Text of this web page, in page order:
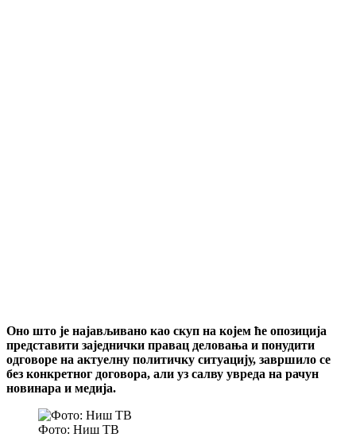
Оно што је најављивано као скуп на којем ће опозиција
представити заједнички правац деловања и понудити
одговоре на актуелну политичку ситуацију, завршило се
без конкретног договора, али уз салву увреда на рачун
новинара и медија.
Фото: Ниш ТВ